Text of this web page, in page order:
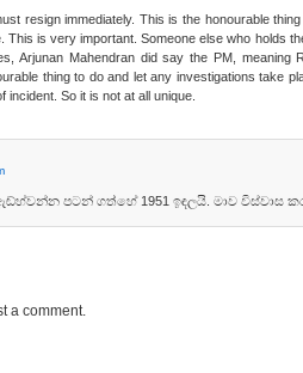
resign immediately. This is the honourable
This is very important. Someone else who holds
Arjunan Mahendran did say the PM,
thing to do and let any investigations take
So it is not at all unique.
පටන් ගත්හේ 1951 ඉඳලයි. මාව
a comment.